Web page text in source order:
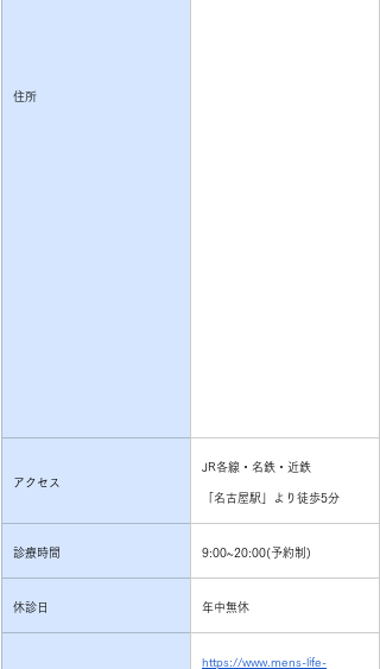
住所
アクセス
JR各線・名鉄・近鉄
「名古屋駅」より徒歩5分
診療時間 9:00~20:00(予約制)
休診日 年中無休
https://www.mens-life-